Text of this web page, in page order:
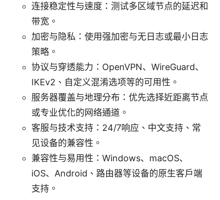
连接稳定性与速度：测试多区域节点的延迟和
带宽。
加密与隐私：使用强加密与无日志或最小日志
策略。
协议与穿透能力：OpenVPN、WireGuard、
IKEv2、自定义混淆选项等的可用性。
服务器覆盖与地理分布：优先选择近距离节点
或专业优化的网络通道。
客服与技术支持：24/7响应、中文支持、常
见设备的兼容性。
兼容性与易用性：Windows、macOS、
iOS、Android、路由器等设备的原生客户端
支持。